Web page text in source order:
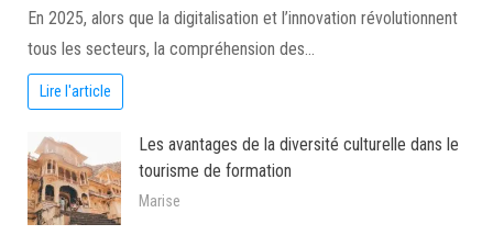
En 2025, alors que la digitalisation et l’innovation révolutionnent
tous les secteurs, la compréhension des…
Lire l'article
Les avantages de la diversité culturelle dans le
tourisme de formation
Marise